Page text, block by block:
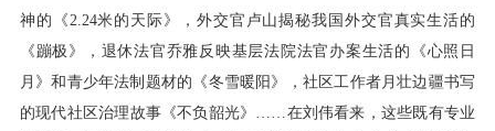
神的《2.24米的天际》，外交官卢山揭秘我国外交官真实生活的
《蹦极》，退休法官乔雅反映基层法院法官办案生活的《心照日
月》和青少年法制题材的《冬雪暖阳》，社区工作者月壮边疆书写
的现代社区治理故事《不负韶光》……在刘伟看来，这些既有专业